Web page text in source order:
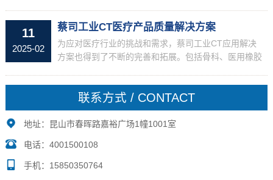
现从微米级到纳米级的检测精度，具体精度水平取决于
设备型号...
11
2025-02
蔡司工业CT医疗产品质量解决方案
为应对医疗行业的挑战和需求，蔡司工业CT应用解决
方案也得到了不断的完善和拓展。包括骨科、医用橡胶
医用橡塑行业为例，这一领域的质量管理者有哪些“质
量”之忧...联系方式 / CONTACT
地址：昆山市春晖路嘉裕广场1幢1001室
电话：4001500108
手机：15850350764